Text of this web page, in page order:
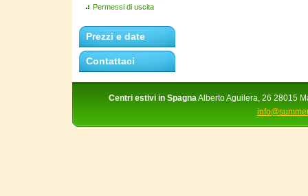
Permessi di uscita
Prezzi e date
Contattaci
Centri estivi in SpagnaAlberto Aguilera, 26 28015